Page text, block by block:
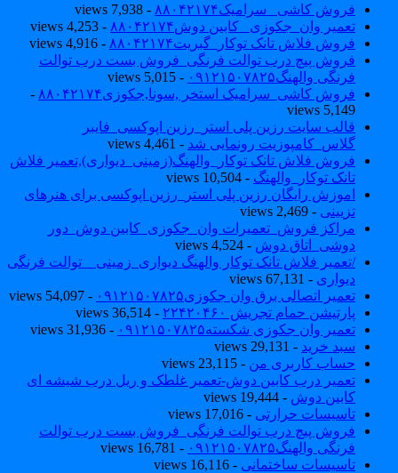
فروش کاشی _سرامیک۸۸۰۴۲۱۷۴
- 7,938 views
تعمیر وان_جکوزی_ کابین دوش۸۸۰۴۲۱۷۴
- 4,253 views
فروش فلاش تانک توکار_گبریت۸۸۰۴۲۱۷۴
- 4,916 views
فروش پیچ درب توالت فرنگی_فروش بست درب توالت
فرنگی والهنگ۰۹۱۲۱۵۰۷۸۲۵
- 5,015 views
فروش کاشی_سرامیک استخر ,سونا,جکوزی۸۸۰۴۲۱۷۴
-
5,149 views
قالب سایت رزین پلی استر_رزین اپوکسی_فایبر
گلاس_کامپوزیت رونمایی شد- 4,461 views
فروش فلاش تانک توکار_والهنگ(زمینی_دیواری),تعمیر فلاش
تانک توکار_والهنگ- 10,504 views
اموزش رایگان رزین پلی استر_رزین اپوکسی برای هنرهای
تزیینی- 2,469 views
مراکز فروش_تعمیرات وان_جکوزی_کابین دوش_دور
دوشی_اتاق دوش- 4,524 views
/تعمیر فلاش تانک توکار والهنگ دیواری_زمینی _ توالت فرنگی
دیواری - 67,131 views
تعمیر اتصالی برق وان جکوزی۰۹۱۲۱۵۰۷۸۲۵
- 54,097 views
پارتیشن حمام تجریش ۲۲۴۲۰۴۶۰
- 36,514 views
تعمیر وان جکوزی شکسته۰۹۱۲۱۵۰۷۸۲۵
- 31,936 views
سبد خرید - 29,131 views
حساب کاربری من- 23,115 views
تعمیر درب کابین دوش-تعمیر غلطک و ریل درب شیشه ای
کابین دوش- 19,444 views
تاسیسات حرارتی- 17,016 views
فروش پیچ درب توالت فرنگی_فروش بست درب توالت
فرنگی والهنگ۰۹۱۲۱۵۰۷۸۲۵
- 16,781 views
تاسیسات ساختمانی- 16,116 views